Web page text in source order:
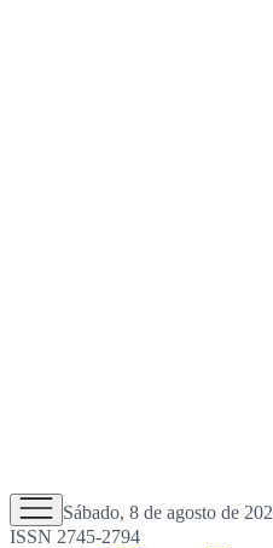
Sábado, 8 de agosto de
ISSN 2745-2794